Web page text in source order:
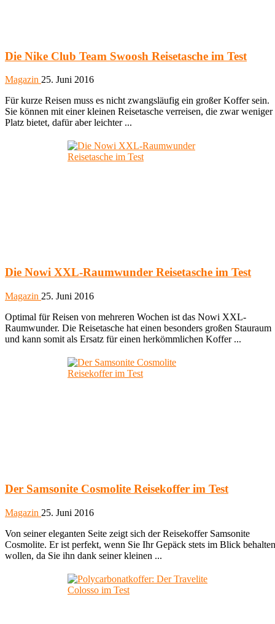
Die Nike Club Team Swoosh Reisetasche im Test
Magazin 25. Juni 2016
Für kurze Reisen muss es nicht zwangsläufig ein großer Koffer sein.
Sie können mit einer kleinen Reisetasche verreisen, die zwar weniger
Platz bietet, dafür aber leichter ...
Die Nowi XXL-Raumwunder Reisetasche im Test
Magazin 25. Juni 2016
Optimal für Reisen von mehreren Wochen ist das Nowi XXL-
Raumwunder. Die Reisetasche hat einen besonders großen Stauraum
und kann somit als Ersatz für einen herkömmlichen Koffer ...
Der Samsonite Cosmolite Reisekoffer im Test
Magazin 25. Juni 2016
Von seiner eleganten Seite zeigt sich der Reisekoffer Samsonite
Cosmolite. Er ist perfekt, wenn Sie Ihr Gepäck stets im Blick behalten
wollen, da Sie ihn dank seiner kleinen ...